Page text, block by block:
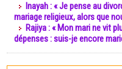
Inayah : « Je pense au
mariage religieux, alors que
Rajiya : « Mon mari ne vit
dépenses : suis-je encore